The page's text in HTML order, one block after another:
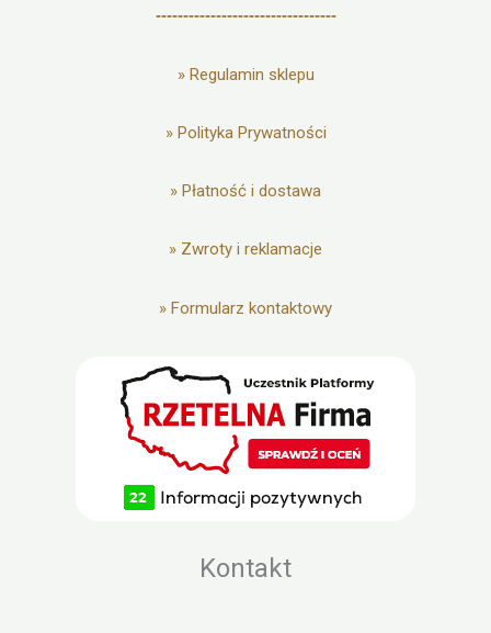
---------------------------------
» Regulamin sklepu
» Polityka Prywatności
» Płatność i dostawa
» Zwroty i reklamacje
» Formularz kontaktowy
Kontakt